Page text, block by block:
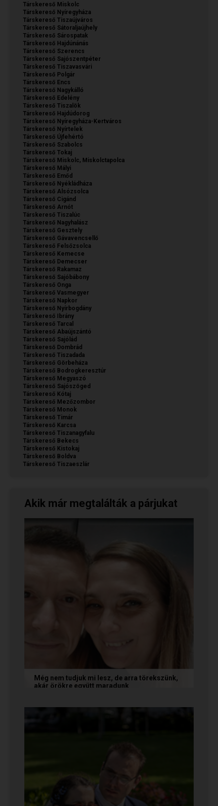
Társkereső Miskolc
Társkereső Nyíregyháza
Társkereső Tiszaújváros
Társkereső Sátoraljaújhely
Társkereső Sárospatak
Társkereső Hajdúnánás
Társkereső Szerencs
Társkereső Sajószentpéter
Társkereső Tiszavasvári
Társkereső Polgár
Társkereső Encs
Társkereső Nagykálló
Társkereső Edelény
Társkereső Tiszalök
Társkereső Hajdúdorog
Társkereső Nyíregyháza-Kertváros
Társkereső Nyírtelek
Társkereső Újfehértó
Társkereső Szabolcs
Társkereső Tokaj
Társkereső Miskolc, Miskolctapolca
Társkereső Mályi
Társkereső Emőd
Társkereső Nyékládháza
Társkereső Alsózsolca
Társkereső Cigánd
Társkereső Arnót
Társkereső Tiszalúc
Társkereső Nagyhalász
Társkereső Gesztely
Társkereső Gávavencsellő
Társkereső Felsőzsolca
Társkereső Kemecse
Társkereső Demecser
Társkereső Rakamaz
Társkereső Sajóbábony
Társkereső Onga
Társkereső Vasmegyer
Társkereső Napkor
Társkereső Nyírbogdány
Társkereső Ibrány
Társkereső Tarcal
Társkereső Abaújszántó
Társkereső Sajólád
Társkereső Dombrád
Társkereső Tiszadada
Társkereső Görbeháza
Társkereső Bodrogkeresztúr
Társkereső Megyaszó
Társkereső Sajószöged
Társkereső Kótaj
Társkereső Mezőzombor
Társkereső Monok
Társkereső Timár
Társkereső Karcsa
Társkereső Tiszanagyfalu
Társkereső Bekecs
Társkereső Kistokaj
Társkereső Boldva
Társkereső Tiszaeszlár
Akik már megtalálták a párjukat
Még nem tudjuk mi lesz, de arra törekszünk,
akár örökre együtt maradunk
nekünk, akiknél néhány találkozás után eldőlt